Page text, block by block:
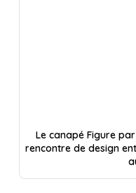
Le canapé Figure
rencontre de design